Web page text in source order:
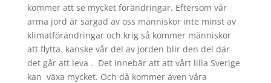
kommer att se mycket förändringar. Eftersom vår
arma jord är sargad av oss människor inte minst av
klimatförändringar och krig så kommer människor
att flytta. kanske vår del av jorden blir den del där
det går att leva . Det innebär att att vårt lilla Sverige
kan växa mycket. Och då kommer även våra